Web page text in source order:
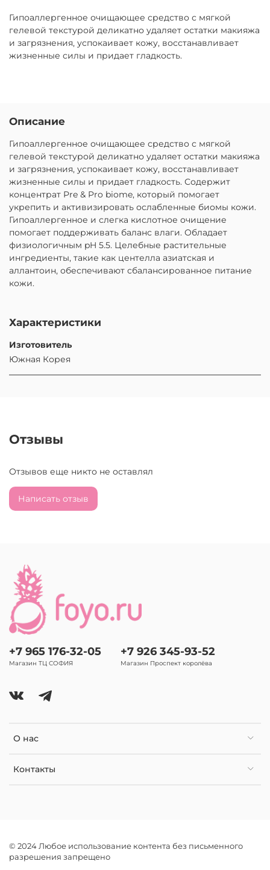
Гипоаллергенное очищающее средство с мягкой
гелевой текстурой деликатно удаляет остатки макияжа
и загрязнения, успокаивает кожу, восстанавливает
жизненные силы и придает гладкость.
Описание
Гипоаллергенное очищающее средство с мягкой
гелевой текстурой деликатно удаляет остатки макияжа
и загрязнения, успокаивает кожу, восстанавливает
жизненные силы и придает гладкость. Содержит
концентрат Pre & Pro biome, который помогает
укрепить и активизировать ослабленные биомы кожи.
Гипоаллергенное и слегка кислотное очищение
помогает поддерживать баланс влаги. Обладает
физиологичным pH 5.5. Целебные растительные
ингредиенты, такие как центелла азиатская и
аллантоин, обеспечивают сбалансированное питание
кожи.
Характеристики
Изготовитель
Южная Корея
Отзывы
Отзывов еще никто не оставлял
Написать отзыв
О нас
Контакты
+7 965 176-32-05
Магазин ТЦ СОФИЯ
+7 926 345-93-52
Магазин Проспект королёва
© 2024 Любое использование контента без письменного
разрешения запрещено